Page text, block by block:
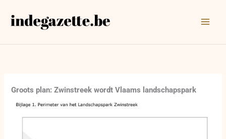
naar
Groots plan: Zwinstreek wordt Vlaams landschapspark